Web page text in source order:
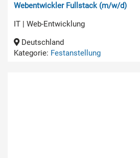
Webentwickler Fullstack (m/w/d)
IT | Web-Entwicklung
Deutschland
Kategorie: Festanstellung